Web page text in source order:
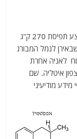
*- המשטרה האיטלקית פרסמה פרטים על מבצע תפיסת 270 ק"ג
לנמל המבורג
לאניה אחרת
איטליה. שם
מודיעיני